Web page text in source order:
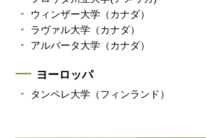
ウィンザー大学（カナダ）
ラヴァル大学（カナダ）
アルバータ大学（カナダ）
ヨーロッパ
タンペレ大学（フィンランド）